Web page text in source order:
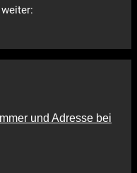
und Adresse bei